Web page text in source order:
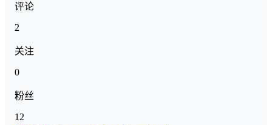
评论
2
关注
0
粉丝
12